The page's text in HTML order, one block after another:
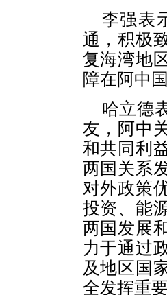
李强表
通，积极
复海湾地
障在阿中
哈立德
友，阿中
和共同利
两国关系
对外政策
投资、能
两国发展
力于通过
及地区国
全发挥重